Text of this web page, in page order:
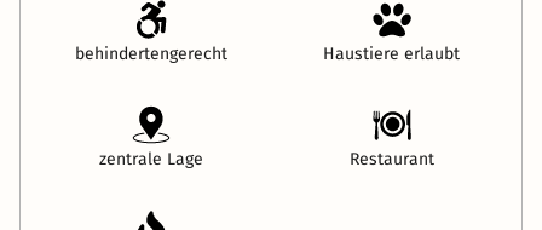
behindertengerecht Haustiere erlaubt
zentrale Lage Restaurant